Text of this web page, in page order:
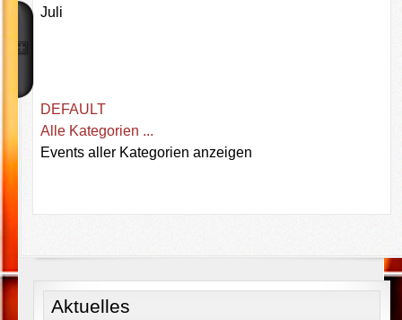
Juli
DEFAULT
Alle Kategorien ...
Events aller Kategorien anzeigen
Aktuelles